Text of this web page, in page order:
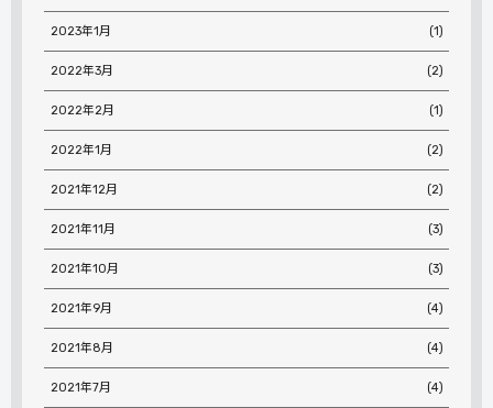
2023年1月 (1)
2022年3月 (2)
2022年2月 (1)
2022年1月 (2)
2021年12月 (2)
2021年11月 (3)
2021年10月 (3)
2021年9月 (4)
2021年8月 (4)
2021年7月 (4)